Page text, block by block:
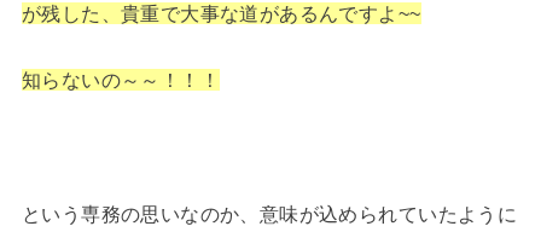
が残した、貴重で大事な道があるんですよ~~
知らないの～～！！！
という専務の思いなのか、意味が込められていたように